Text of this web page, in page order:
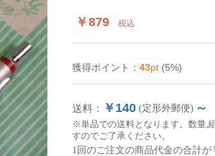
￥879 税込
獲得ポイント： 43pt (5%)
送料： ￥140 (定形外郵便) ～
※単品での送料となります。数量,
すのでご了承ください。
1回のご注文の商品代金の合計が